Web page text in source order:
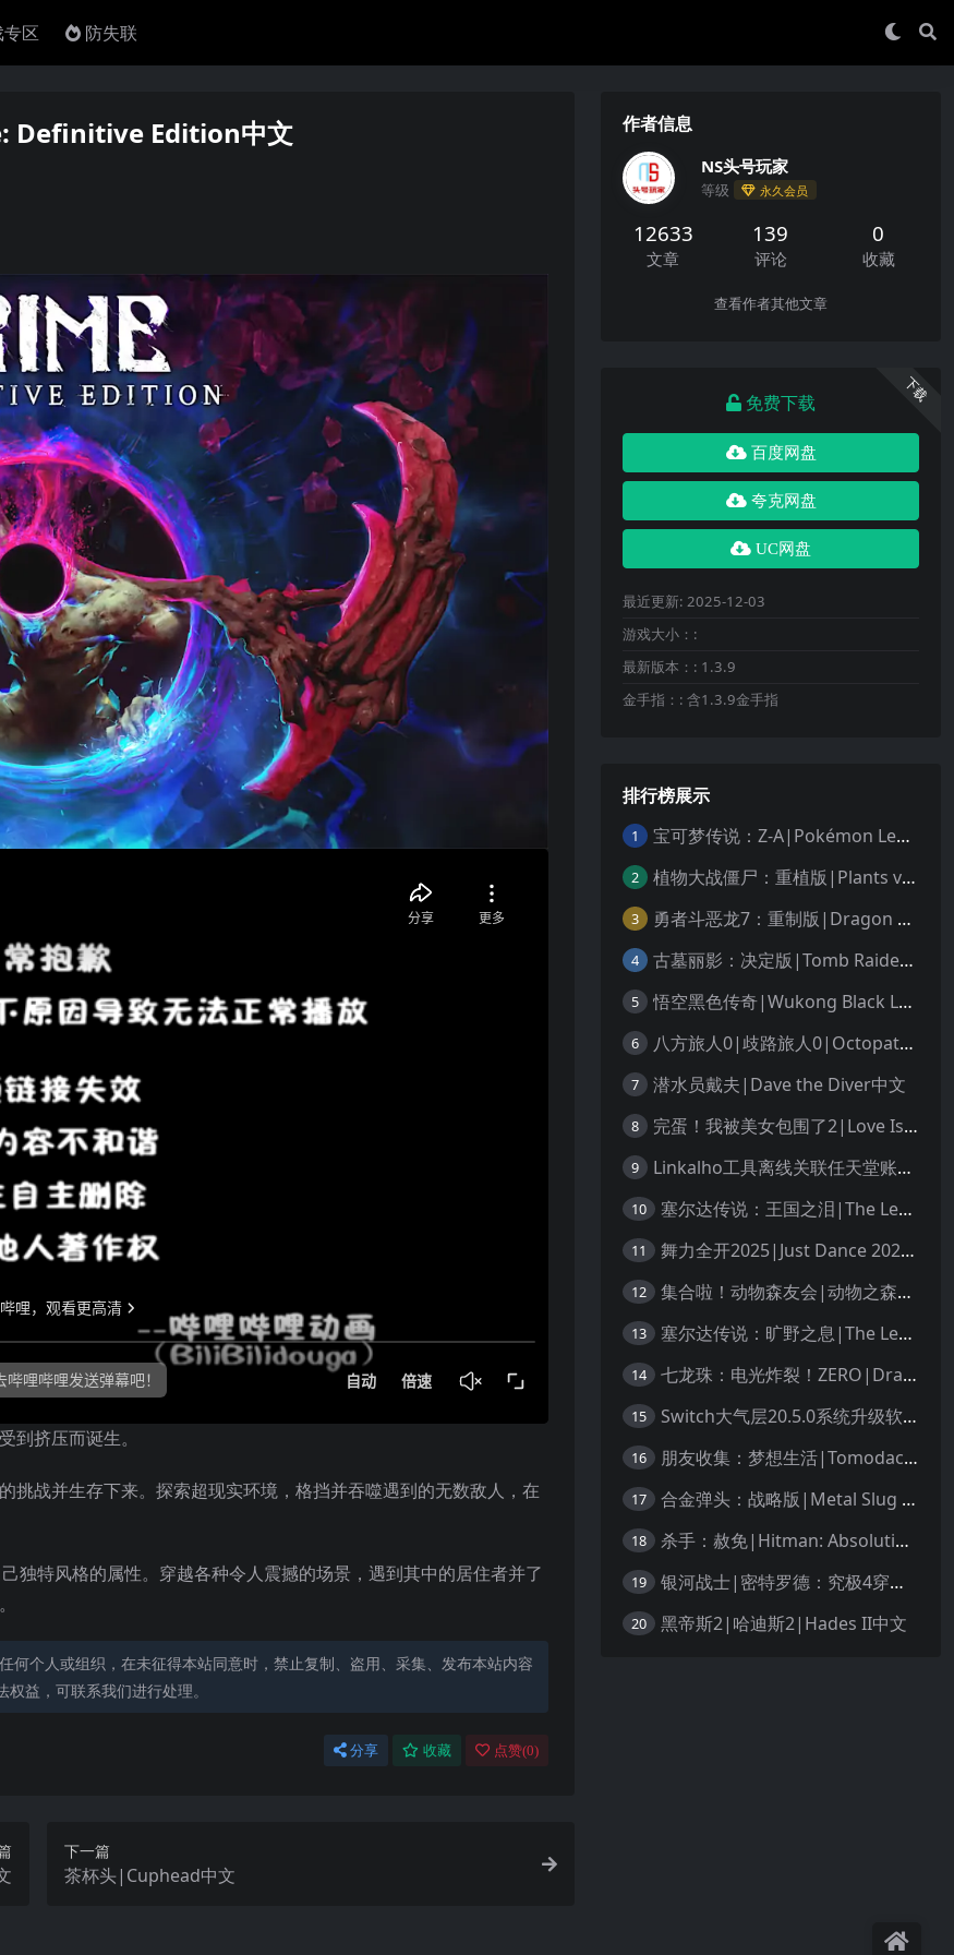
专区 防失联
Definitive Edition中文
到挤压而诞生。
挑战并生存下来。探索超现实环境，格挡并吞噬遇到的无数敌人，在
独特风格的属性。穿越各种令人震撼的场景，遇到其中的居住者并了
个人或组织，在未征得本站同意时，禁止复制、盗用、采集、发布本站内容
益，可联系我们进行处理。
分享 收藏 点赞(0)
下一篇
茶杯头|Cuphead中文
作者信息
NS头号玩家
等级 永久会员
12633
文章
139
评论
0
收藏
查看作者其他文章
下载
免费下载
百度网盘
夸克网盘
UC网盘
最近更新: 2025-12-03
游戏大小：:
最新版本：: 1.3.9
金手指：: 含1.3.9金手指
排行榜展示
1 宝可梦传说：Z-A|Pokémon Legends: Z-A中文
2 植物大战僵尸：重植版|Plants vs. Zombies: Replanted中文
3 勇者斗恶龙7：重制版|Dragon Quest VII Reimagined中文
4 古墓丽影：决定版|Tomb Raider: Definitive Edition中文
5 悟空黑色传奇|Wukong Black Legend
6 八方旅人0|歧路旅人0|Octopath Traveler 0中文
7 潜水员戴夫|Dave the Diver中文
8 完蛋！我被美女包围了2|Love Is All Around 2中文
9 Linkalho工具离线关联任天堂账户教程
10 塞尔达传说：王国之泪|The Legend of Zelda: Tears of the Kingdom中文
11 舞力全开2025|Just Dance 2025中文
12 集合啦！动物森友会|动物之森|Animal Crossing: New Horizons中文
13 塞尔达传说：旷野之息|The Legend of Zelda: Breath of the Wild中文
14 七龙珠：电光炸裂！ZERO|Dragon Ball: Sparking! Zero中文
15 Switch大气层20.5.0系统升级软硬破通用教程
16 朋友收集：梦想生活|Tomodachi Life: Living the Dream中文
17 合金弹头：战略版|Metal Slug Tactics中文
18 杀手：赦免|Hitman: Absolution汉化
19 银河战士|密特罗德：究极4穿越未知|Metroid Prime 4: Beyond中文
20 黑帝斯2|哈迪斯2|Hades II中文